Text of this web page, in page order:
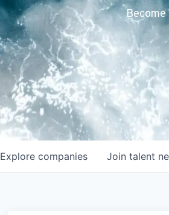
Explore companies Join talent